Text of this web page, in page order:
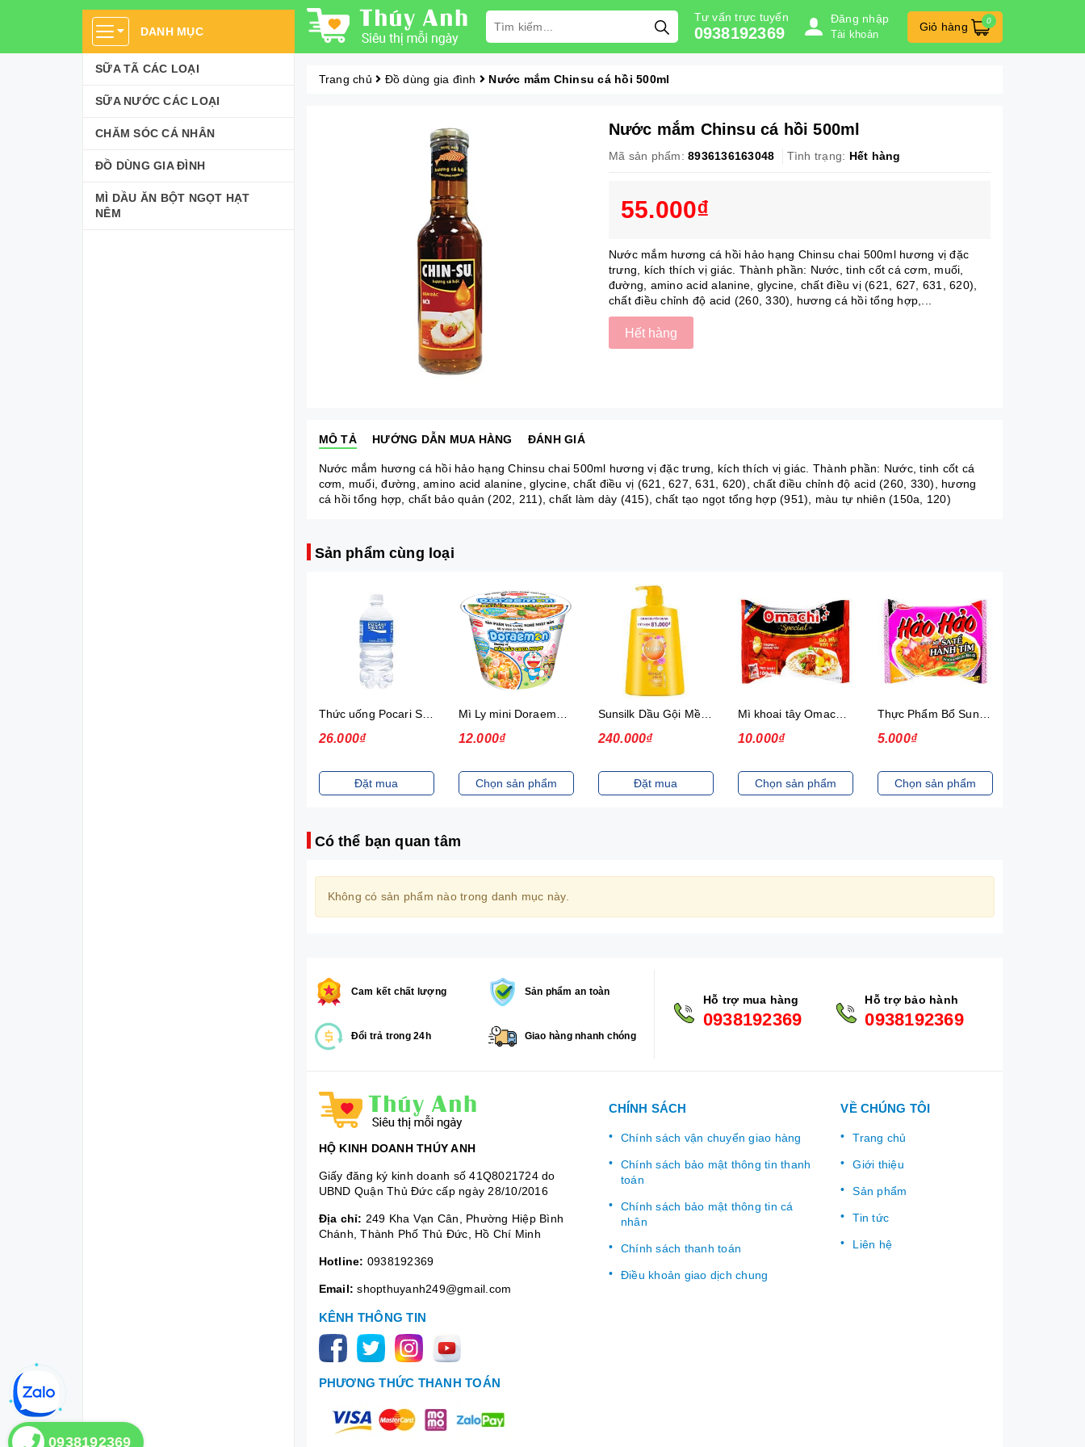
DANH MỤC
SỮA TÃ CÁC LOẠI
SỮA NƯỚC CÁC LOẠI
CHĂM SÓC CÁ NHÂN
ĐỒ DÙNG GIA ĐÌNH
MÌ DẦU ĂN BỘT NGỌT HẠT
NÊM
Tư vấn trực tuyến
0938192369
Đăng nhập
Tài khoản
Giỏ hàng 0
Trang chủ Đồ dùng gia đình Nước mắm Chinsu cá hồi 500ml
Nước mắm Chinsu cá hồi 500ml
Mã sản phẩm: 8936136163048 Tình trạng: Hết hàng
55.000₫
Nước mắm hương cá hồi hảo hạng Chinsu chai 500ml hương vị đặc
trưng, kích thích vị giác. Thành phần: Nước, tinh cốt cá cơm, muối,
đường, amino acid alanine, glycine, chất điều vị (621, 627, 631, 620),
chất điều chỉnh độ acid (260, 330), hương cá hồi tổng hợp,...
Hết hàng
MÔ TẢ HƯỚNG DẪN MUA HÀNG ĐÁNH GIÁ
Nước mắm hương cá hồi hảo hạng Chinsu chai 500ml hương vị đặc trưng, kích thích vị giác. Thành phần: Nước, tinh cốt cá
cơm, muối, đường, amino acid alanine, glycine, chất điều vị (621, 627, 631, 620), chất điều chỉnh độ acid (260, 330), hương
cá hồi tổng hợp, chất bảo quản (202, 211), chất làm dày (415), chất tạo ngọt tổng hợp (951), màu tự nhiên (150a, 120)
Sản phẩm cùng loại
26.000₫
Đặt mua
12.000₫
Chọn sản phẩm
240.000₫
Đặt mua
Mì khoai tây Omachi Special bò hầm xốt vang gói 92g (có gói thịt thật)
10.000₫
Chọn sản phẩm
5.000₫
Chọn sản phẩm
Có thể bạn quan tâm
Không có sản phẩm nào trong danh mục này.
Cam kết chất lượng Sản phẩm an toàn
Đổi trả trong 24h Giao hàng nhanh chóng
Hỗ trợ mua hàng
0938192369
Hỗ trợ bảo hành
0938192369
HỘ KINH DOANH THÚY ANH
Giấy đăng ký kinh doanh số 41Q8021724 do
UBND Quận Thủ Đức cấp ngày 28/10/2016
Địa chỉ: 249 Kha Vạn Cân, Phường Hiệp Bình
Chánh, Thành Phố Thủ Đức, Hồ Chí Minh
Hotline: 0938192369
Email: shopthuyanh249@gmail.com
KÊNH THÔNG TIN
PHƯƠNG THỨC THANH TOÁN
CHÍNH SÁCH
Chính sách vận chuyển giao hàng
Chính sách bảo mật thông tin thanh
toán
Chính sách bảo mật thông tin cá
nhân
Chính sách thanh toán
Điều khoản giao dịch chung
VỀ CHÚNG TÔI
Trang chủ
Giới thiệu
Sản phẩm
Tin tức
Liên hệ
0938192369